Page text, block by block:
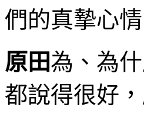
們的真摯心
原田為、為
都說得很好